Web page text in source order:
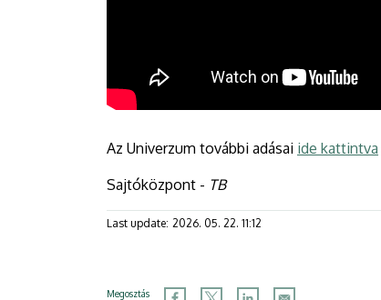
Az Univerzum további adásai ide kattintva
Sajtóközpont - TB
Last update: 2026. 05. 22. 11:12
Megosztás